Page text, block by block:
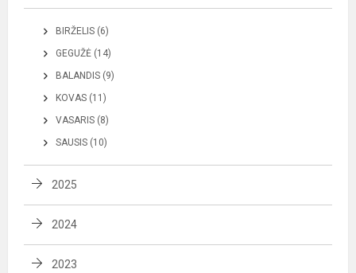
BIRŽELIS (6)
GEGUŽĖ (14)
BALANDIS (9)
KOVAS (11)
VASARIS (8)
SAUSIS (10)
2025
2024
2023